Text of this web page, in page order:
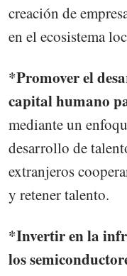
creación de
en el ecosistema
*Promover el
capital humano
mediante un
desarrollo de
extranjeros
y retener talento.
*Invertir en la
los